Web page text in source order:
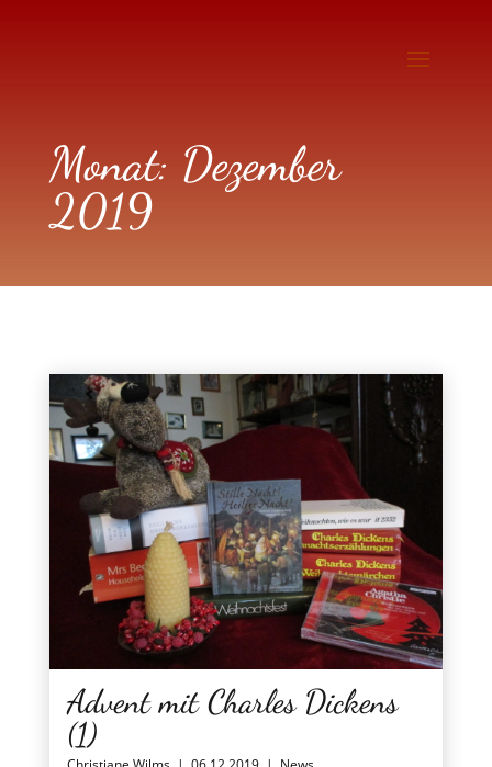
Monat: Dezember
2019
Advent mit Charles Dickens
(1)